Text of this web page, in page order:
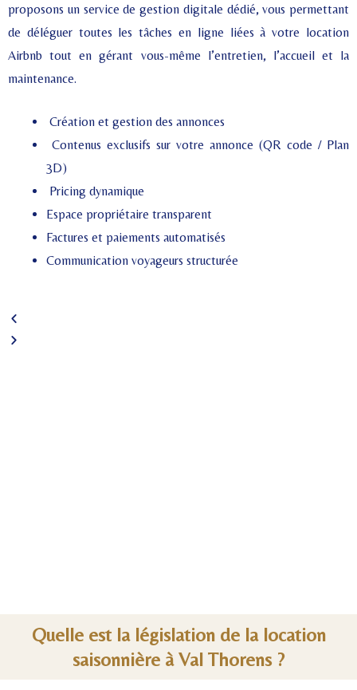
proposons un service de gestion digitale dédié, vous permettant
de déléguer toutes les tâches en ligne liées à votre location
Airbnb tout en gérant vous-même l’entretien, l’accueil et la
maintenance.
Création et gestion des annonces
Contenus exclusifs sur votre annonce (QR code / Plan
3D)
Pricing dynamique
Espace propriétaire transparent
Factures et paiements automatisés
Communication voyageurs structurée
Quelle est la législation de la location
saisonnière à Val Thorens ?